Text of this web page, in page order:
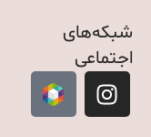
شبکه‌های
اجتماعی